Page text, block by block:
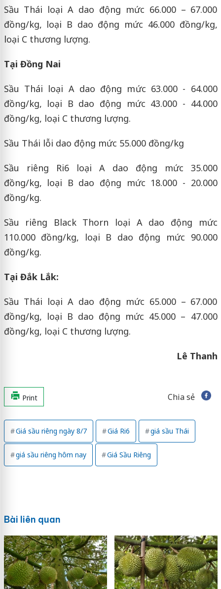
Sầu Thái loại A dao động mức 66.000 – 67.000
đồng/kg, loại B dao động mức 46.000 đồng/kg,
loại C thương lượng.
Tại Đồng Nai
Sầu Thái loại A dao động mức 63.000 - 64.000
đồng/kg, loại B dao động mức 43.000 - 44.000
đồng/kg, loại C thương lượng.
Sầu Thái lỗi dao động mức 55.000 đồng/kg
Sầu riêng Ri6 loại A dao động mức 35.000
đồng/kg, loại B dao động mức 18.000 - 20.000
đồng/kg.
Sầu riêng Black Thorn loại A dao động mức
110.000 đồng/kg, loại B dao động mức 90.000
đồng/kg.
Tại Đắk Lắk:
Sầu Thái loại A dao động mức 65.000 – 67.000
đồng/kg, loại B dao động mức 45.000 – 47.000
đồng/kg, loại C thương lượng.
Lê Thanh
Print Chia sẻ
Giá sầu riêng ngày 8/7 Giá Ri6 giá sầu Thái
giá sầu riêng hôm nay Giá Sầu Riêng
Bài liên quan